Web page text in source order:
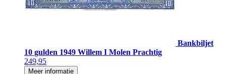
Bankbiljet
10 gulden 1949 Willem I Molen Prachtig
249,95
Meer informatie